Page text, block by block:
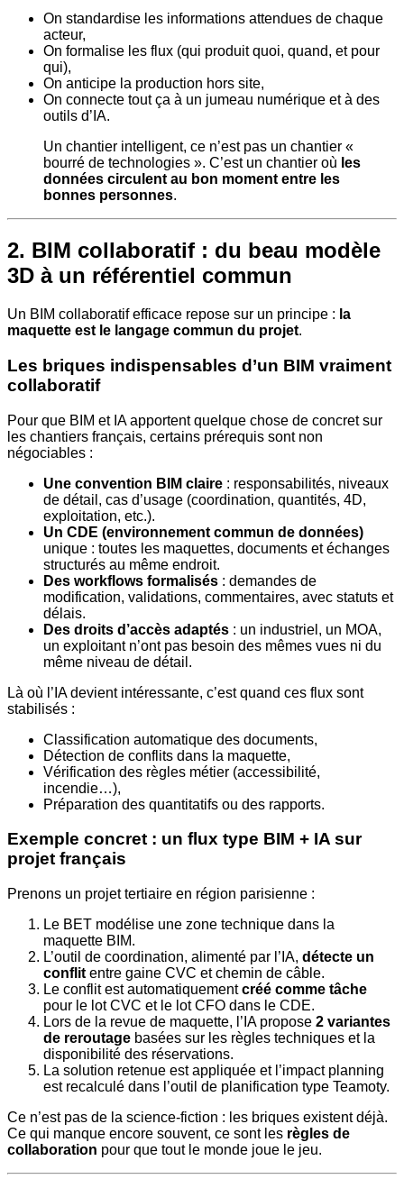
On standardise les informations attendues de chaque
acteur,
On formalise les flux (qui produit quoi, quand, et pour
qui),
On anticipe la production hors site,
On connecte tout ça à un jumeau numérique et à des
outils d’IA.
Un chantier intelligent, ce n’est pas un chantier «
bourré de technologies ». C’est un chantier où les
données circulent au bon moment entre les
bonnes personnes.
2. BIM collaboratif : du beau modèle
3D à un référentiel commun
Un BIM collaboratif efficace repose sur un principe : la
maquette est le langage commun du projet.
Les briques indispensables d’un BIM vraiment
collaboratif
Pour que BIM et IA apportent quelque chose de concret sur
les chantiers français, certains prérequis sont non
négociables :
Une convention BIM claire : responsabilités, niveaux
de détail, cas d’usage (coordination, quantités, 4D,
exploitation, etc.).
Un CDE (environnement commun de données)
unique : toutes les maquettes, documents et échanges
structurés au même endroit.
Des workflows formalisés : demandes de
modification, validations, commentaires, avec statuts et
délais.
Des droits d’accès adaptés : un industriel, un MOA,
un exploitant n’ont pas besoin des mêmes vues ni du
même niveau de détail.
Là où l’IA devient intéressante, c’est quand ces flux sont
stabilisés :
Classification automatique des documents,
Détection de conflits dans la maquette,
Vérification des règles métier (accessibilité,
incendie…),
Préparation des quantitatifs ou des rapports.
Exemple concret : un flux type BIM + IA sur
projet français
Prenons un projet tertiaire en région parisienne :
Le BET modélise une zone technique dans la
maquette BIM.
L’outil de coordination, alimenté par l’IA, détecte un
conflit entre gaine CVC et chemin de câble.
Le conflit est automatiquementcréé comme tâche
pour le lot CVC et le lot CFO dans le CDE.
Lors de la revue de maquette, l’IA propose 2 variantes
de reroutage basées sur les règles techniques et la
disponibilité des réservations.
La solution retenue est appliquée et l’impact planning
est recalculé dans l’outil de planification type Teamoty.
Ce n’est pas de la science-fiction : les briques existent déjà.
Ce qui manque encore souvent, ce sont les règles de
collaboration pour que tout le monde joue le jeu.